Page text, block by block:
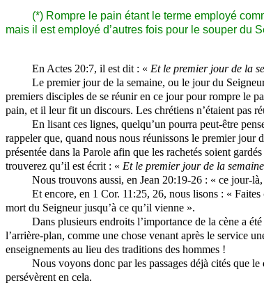
(*) Rompre le pain étant le terme employé
mais il est employé d’autres fois pour le souper du
En Actes 20:7, il est dit : « Et le premier jour de la
Le premier jour de la semaine, ou le jour du
premiers disciples de se réunir en ce jour pour rompre le
pain, et il leur fit un discours. Les chrétiens n’étaient pas
En lisant ces lignes, quelqu’un pourra peut-être
rappeler que, quand nous nous réunissons le premier jour
présentée dans la Parole afin que les rachetés soient
trouverez qu’il est écrit : « Et le premier jour de la semaine
Nous trouvons aussi, en Jean 20:19-26 : « ce jour-là,
Et encore, en 1 Cor. 11:25, 26, nous lisons : « Faites
mort du Seigneur jusqu’à ce qu’il vienne ».
Dans plusieurs endroits l’importance de la cène a
l’arrière-plan, comme une chose venant après le service
enseignements au lieu des traditions des hommes !
Nous voyons donc par les passages déjà cités que
persévèrent en cela.